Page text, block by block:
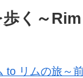
く～
to リムの旅～